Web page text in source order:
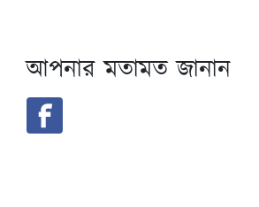
আপনার মতামত জানান